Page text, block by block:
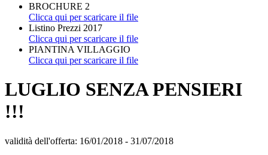
BROCHURE 2
Clicca qui per scaricare il file
Listino Prezzi 2017
Clicca qui per scaricare il file
PIANTINA VILLAGGIO
Clicca qui per scaricare il file
LUGLIO SENZA PENSIERI
!!!
validità dell'offerta: 16/01/2018 - 31/07/2018